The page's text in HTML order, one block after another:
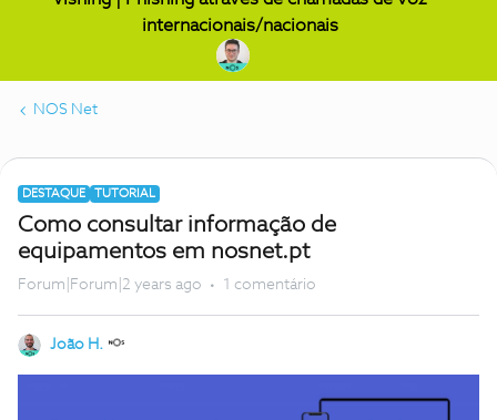
internacionais/nacionais
NOS Net
DESTAQUE TUTORIAL
Como consultar informação de
equipamentos em nosnet.pt
Forum|Forum|2 years ago 1 comentário
João H.